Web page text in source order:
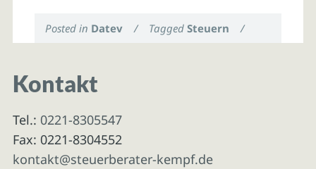
Posted in Datev / TaggedSteuern /
Kontakt
Tel.: 0221-8305547
Fax: 0221-8304552
kontakt@steuerberater-kempf.de